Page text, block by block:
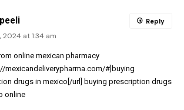
2024 at 1:34 am
online mexican pharmacy
mexicandeliverypharma.com/#]buying
drugs in mexico[/url] buying prescription drugs
online
Reply